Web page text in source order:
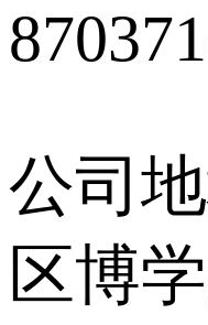
公司
区博